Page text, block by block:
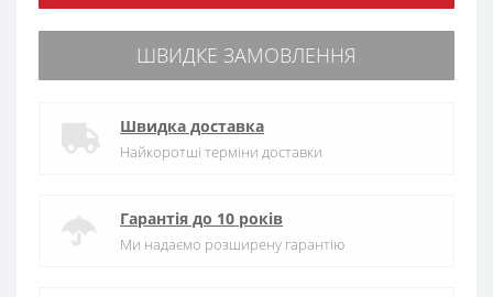
ШВИДКЕ ЗАМОВЛЕННЯ
Швидка доставка
Найкоротші терміни доставки
Гарантія до 10 років
Ми надаємо розширену гарантію